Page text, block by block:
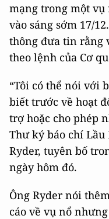
mạng trong một vụ
vào sáng sớm 17/
thông đưa tin rằng
theo lệnh của Cơ
“Tôi có thể nói với
biết trước về hoạt
trợ hoặc cho phép
Thư ký báo chí Lầu
Ryder, tuyên bố
ngày hôm đó.
Ông Ryder nói
cáo về vụ nổ